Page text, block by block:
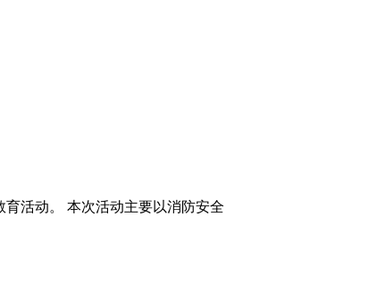
活动。 本次活动主要以消防安全